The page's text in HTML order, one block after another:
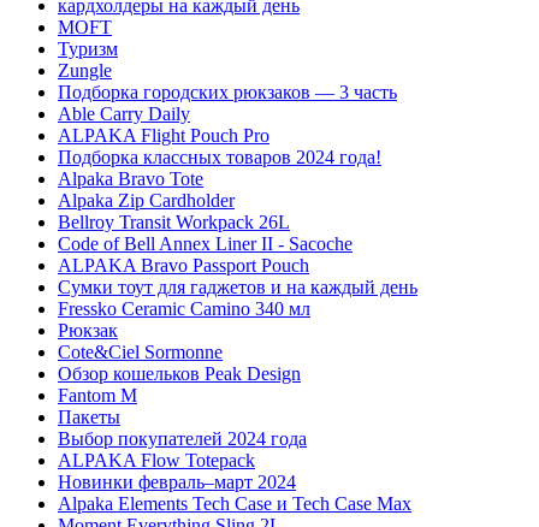
кардхолдеры на каждый день
MOFT
Туризм
Zungle
Подборка городских рюкзаков — 3 часть
Able Carry Daily
ALPAKA Flight Pouch Pro
Подборка классных товаров 2024 года!
Alpaka Bravo Tote
Alpaka Zip Cardholder
Bellroy Transit Workpack 26L
Code of Bell Annex Liner II - Sacoche
ALPAKA Bravo Passport Pouch
Сумки тоут для гаджетов и на каждый день
Fressko Ceramic Camino 340 мл
Рюкзак
Cote&Ciel Sormonne
Обзор кошельков Peak Design
Fantom M
Пакеты
Выбор покупателей 2024 года
ALPAKA Flow Totepack
Новинки февраль–март 2024
Alpaka Elements Tech Case и Tech Case Max